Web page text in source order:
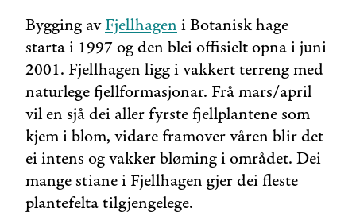
Bygging avFjellhageni Botanisk hage
starta i 1997 og den blei offisielt opna i juni
2001. Fjellhagen ligg i vakkert terreng med
naturlege fjellformasjonar. Frå mars/april
vil en sjå dei aller fyrste fjellplantene som
kjem i blom, vidare framover våren blir det
ei intens og vakker bløming i området. Dei
mange stiane i Fjellhagen gjer dei fleste
plantefelta tilgjengelege.